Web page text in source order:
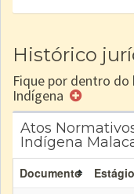
Histórico
Fique por dentro
Indígena
Atos
Indígena
Documento Estágio